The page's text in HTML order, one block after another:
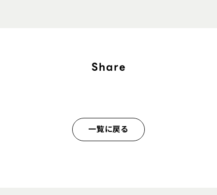
Share
一覧に戻る